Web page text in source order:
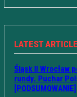
LATEST
Śląsk II Wrocław
rundy. Puchar
[PODSUMOWANIE]